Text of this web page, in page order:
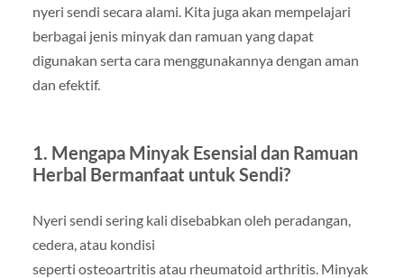
nyeri sendi secara alami. Kita juga akan mempelajari
berbagai jenis minyak dan ramuan yang dapat
digunakan serta cara menggunakannya dengan aman
dan efektif.
1. Mengapa Minyak Esensial dan Ramuan
Herbal Bermanfaat untuk Sendi?
Nyeri sendi sering kali disebabkan oleh peradangan,
cedera, atau kondisi
seperti osteoartritis atau rheumatoid arthritis. Minyak